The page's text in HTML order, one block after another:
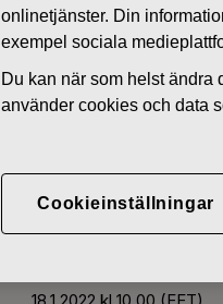
BÖRSMEDDELANDEN
JANUARI 18, 2022
Fiskars Oyj Abp
18.1.2022 kl 10.00 (EET)
onlinetjänster. Din
exempel sociala
Du kan när som helst
använder cookies och data
Cookieinställningar